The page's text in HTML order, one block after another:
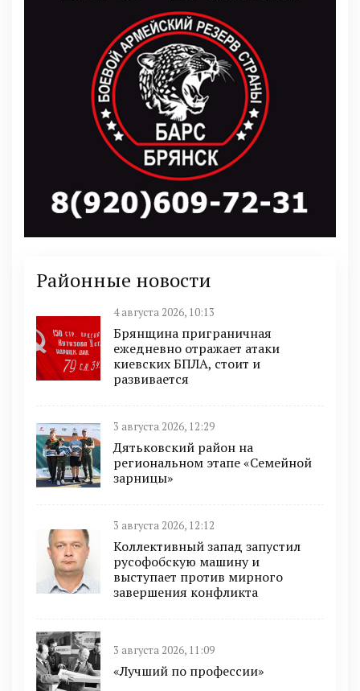
Районные новости
4 августа 2026, 10:13
Брянщина приграничная
ежедневно отражает атаки
киевских БПЛА, стоит и
развивается
3 августа 2026, 12:29
Дятьковский район на
региональном этапе «Семейной
зарницы»
3 августа 2026, 12:12
Коллективный запад запустил
русофобскую машину и
выступает против мирного
завершения конфликта
3 августа 2026, 11:09
«Лучший по профессии»